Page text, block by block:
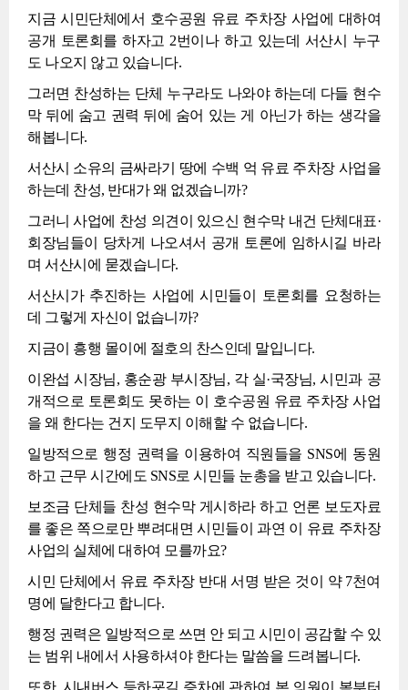
지금 시민단체에서 호수공원 유료 주차장 사업에 대하여
공개 토론회를 하자고 2번이나 하고 있는데 서산시 누구
도 나오지 않고 있습니다.
그러면 찬성하는 단체 누구라도 나와야 하는데 다들 현수
막 뒤에 숨고 권력 뒤에 숨어 있는 게 아닌가 하는 생각을
해봅니다.
서산시 소유의 금싸라기 땅에 수백 억 유료 주차장 사업을
하는데 찬성, 반대가 왜 없겠습니까?
그러니 사업에 찬성 의견이 있으신 현수막 내건 단체대표·
회장님들이 당차게 나오셔서 공개 토론에 임하시길 바라
며 서산시에 묻겠습니다.
서산시가 추진하는 사업에 시민들이 토론회를 요청하는
데 그렇게 자신이 없습니까?
지금이 흥행 몰이에 절호의 찬스인데 말입니다.
이완섭 시장님, 홍순광 부시장님, 각 실·국장님, 시민과 공
개적으로 토론회도 못하는 이 호수공원 유료 주차장 사업
을 왜 한다는 건지 도무지 이해할 수 없습니다.
일방적으로 행정 권력을 이용하여 직원들을 SNS에 동원
하고 근무 시간에도 SNS로 시민들 눈총을 받고 있습니다.
보조금 단체들 찬성 현수막 게시하라 하고 언론 보도자료
를 좋은 쪽으로만 뿌려대면 시민들이 과연 이 유료 주차장
사업의 실체에 대하여 모를까요?
시민 단체에서 유료 주차장 반대 서명 받은 것이 약 7천여
명에 달한다고 합니다.
행정 권력은 일방적으로 쓰면 안 되고 시민이 공감할 수 있
는 범위 내에서 사용하셔야 한다는 말씀을 드려봅니다.
또한, 시내버스 등하굣길 증차에 관하여 본 의원이 봄부터